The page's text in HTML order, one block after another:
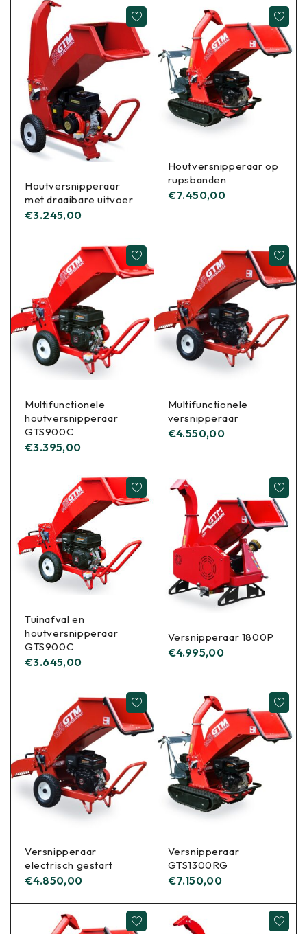
Houtversnipperaar
met draaibare uitvoer
€3.245,00
Houtversnipperaar op
rupsbanden
€7.450,00
Multifunctionele
houtversnipperaar
GTS900C
€3.395,00
Multifunctionele
versnipperaar
€4.550,00
Tuinafval en
houtversnipperaar
GTS900C
€3.645,00
Versnipperaar 1800P
€4.995,00
Versnipperaar
electrisch gestart
€4.850,00
Versnipperaar
GTS1300RG
€7.150,00